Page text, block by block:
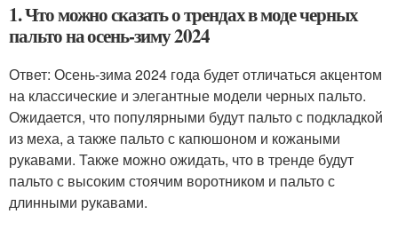
1. Что можно сказать о трендах в моде черных
пальто на осень-зиму 2024
Ответ: Осень-зима 2024 года будет отличаться акцентом
на классические и элегантные модели черных пальто.
Ожидается, что популярными будут пальто с подкладкой
из меха, а также пальто с капюшоном и кожаными
рукавами. Также можно ожидать, что в тренде будут
пальто с высоким стоячим воротником и пальто с
длинными рукавами.